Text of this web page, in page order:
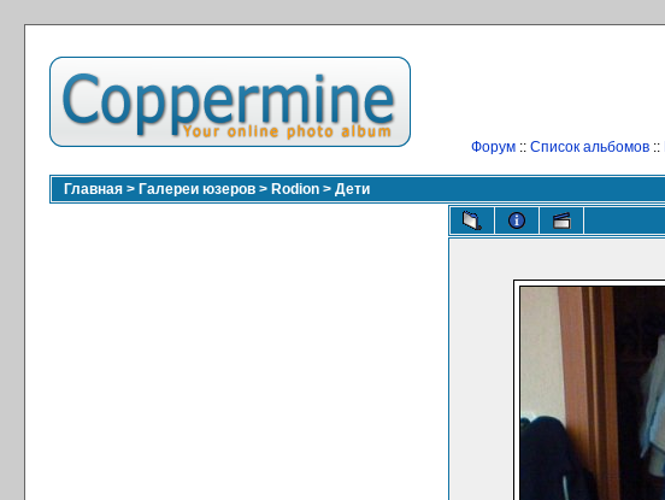
Форум:: Список альбомов::
Главная > Галереи юзеров > Rodion > Дети